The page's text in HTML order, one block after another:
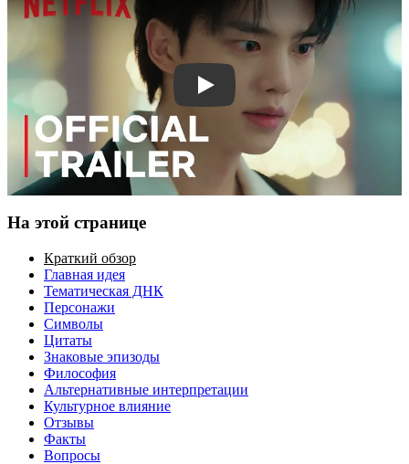
Смотреть трейлер
На этой странице
Краткий обзор
Главная идея
Тематическая ДНК
Персонажи
Символы
Цитаты
Знаковые эпизоды
Философия
Альтернативные интерпретации
Культурное влияние
Отзывы
Факты
Вопросы